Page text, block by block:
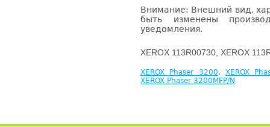
Внимание: Внешний вид,
быть изменены
уведомления.
XEROX 113R00730, XEROX
XEROX Phaser 3200,XEROX
XEROX Phaser 3200MFP/N